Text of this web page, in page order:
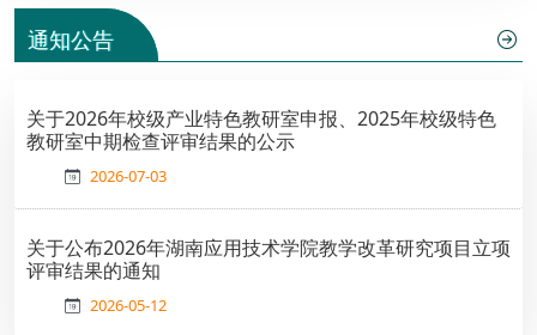
通知公告
关于2026年校级产业特色教研室申报、2025年校级特色
教研室中期检查评审结果的公示
2026-07-03
关于公布2026年湖南应用技术学院教学改革研究项目立项
评审结果的通知
2026-05-12